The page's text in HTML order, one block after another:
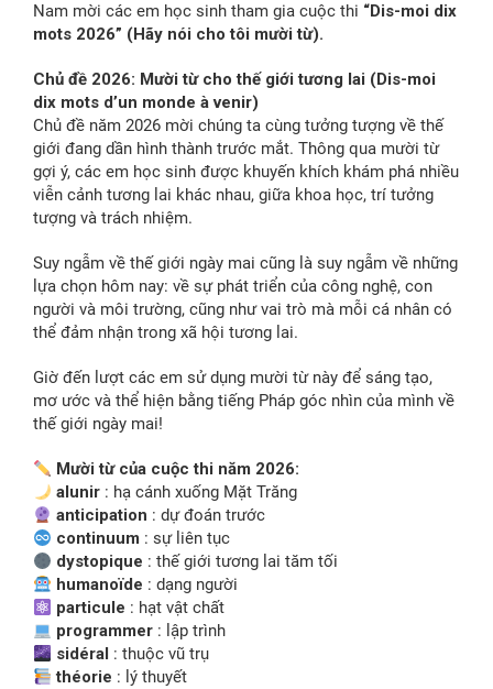
Nam mời các em học sinh tham gia cuộc thi “Dis-moi dix
mots 2026” (Hãy nói cho tôi mười từ).
Chủ đề 2026: Mười từ cho thế giới tương lai (Dis-moi
dix mots d’un monde à venir)
Chủ đề năm 2026 mời chúng ta cùng tưởng tượng về thế
giới đang dần hình thành trước mắt. Thông qua mười từ
gợi ý, các em học sinh được khuyến khích khám phá nhiều
viễn cảnh tương lai khác nhau, giữa khoa học, trí tưởng
tượng và trách nhiệm.
Suy ngẫm về thế giới ngày mai cũng là suy ngẫm về những
lựa chọn hôm nay: về sự phát triển của công nghệ, con
người và môi trường, cũng như vai trò mà mỗi cá nhân có
thể đảm nhận trong xã hội tương lai.
Giờ đến lượt các em sử dụng mười từ này để sáng tạo,
mơ ước và thể hiện bằng tiếng Pháp góc nhìn của mình về
thế giới ngày mai!
Mười từ của cuộc thi năm 2026:
alunir : hạ cánh xuống Mặt Trăng
anticipation : dự đoán trước
continuum : sự liên tục
dystopique : thế giới tương lai tăm tối
humanoïde : dạng người
particule : hạt vật chất
programmer : lập trình
sidéral : thuộc vũ trụ
théorie : lý thuyết